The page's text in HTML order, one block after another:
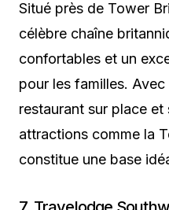
Situé près de Tower
célèbre chaîne
confortables et un
pour les familles.
restaurant sur place
attractions comme la
constitue une base